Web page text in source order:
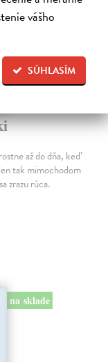
vášho
SÚHLASÍM
až do dňa, keď
tak mimochodom
zrazu rúca.
na sklade